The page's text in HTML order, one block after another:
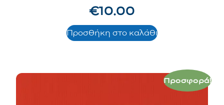
€10.00
Προσθήκη στο καλάθι
Προσφορά!